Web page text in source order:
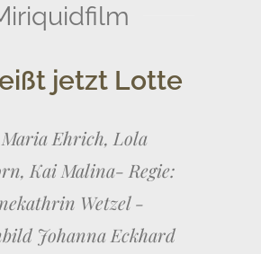
jetzt Lotte
Ehrich, Lola
Kai Malina- Regie:
Wetzel -
Johanna Eckhard